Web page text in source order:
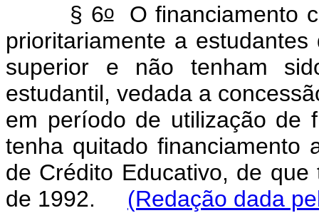
§ 6oO financiamento
prioritariamente a
superior e não tenham
estudantil, vedada a
em período de utilização de
tenha quitado financiamento
de Crédito Educativo, de
de 1992. (Redação dada